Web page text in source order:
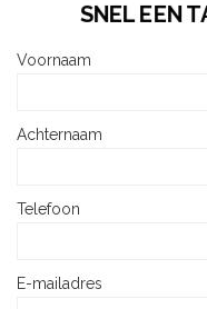
SNEL EEN
Voornaam
Achternaam
Telefoon
E-mailadres